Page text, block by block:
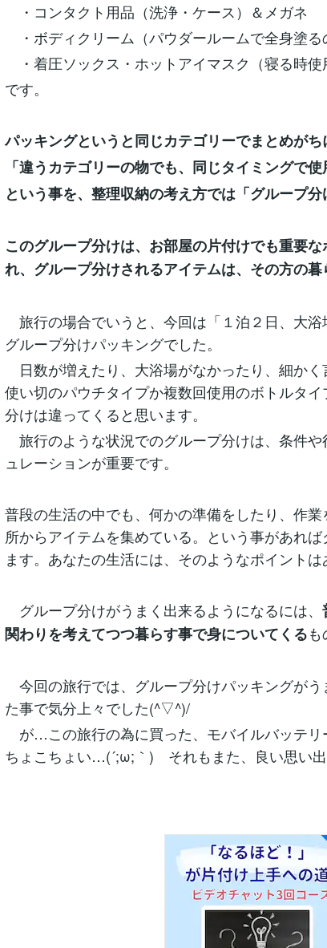
・コンタクト用品（洗浄・ケース）＆メガネ
・ボディクリーム（パウダールームで全身塗る
・着圧ソックス・ホットアイマスク（寝る時使
です。
パッキングというと同じカテゴリーでまとめがち
「違うカテゴリーの物でも、同じタイミングで
という事を、整理収納の考え方では「グループ分
このグループ分けは、お部屋の片付けでも重要
れ、グループ分けされるアイテムは、その方の暮
旅行の場合でいうと、今回は「１泊２日、大
グループ分けパッキングでした。
日数が増えたり、大浴場がなかったり、細か
使い切のパウチタイプか複数回使用のボトルタ
分けは違ってくると思います。
旅行のような状況でのグループ分けは、条件や
ュレーションが重要です。
普段の生活の中でも、何かの準備をしたり、作
所からアイテムを集めている。という事があれ
ます。あなたの生活には、そのようなポイントは
グループ分けがうまく出来るようになるには、
関わりを考えてつつ暮らす事で身についてくるも
今回の旅行では、グループ分けパッキングが
た事で気分上々でした(^▽^)/
が…この旅行の為に買った、モバイルバッテリ
ちょこちょい…(´;ω;｀) それもまた、良い思い出